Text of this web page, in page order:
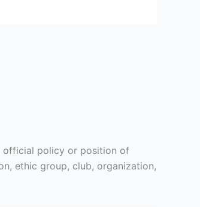
official policy or position of
ethic group, club, organization,